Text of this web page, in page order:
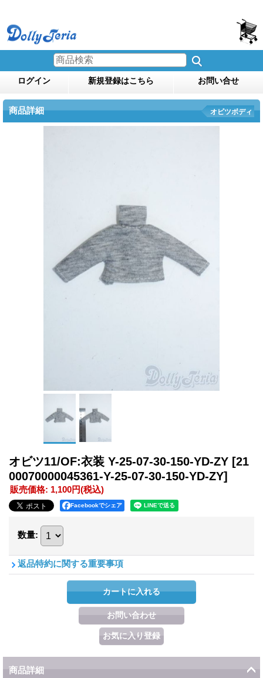
ログイン 新規登録はこちら お問い合せ
商品詳細 オビツボディ
オビツ11/OF:衣装 Y-25-07-30-150-YD-ZY [21
00070000045361-Y-25-07-30-150-YD-ZY]
販売価格: 1,100円(税込)
Facebookでシェア
数量:
返品特約に関する重要事項
商品詳細